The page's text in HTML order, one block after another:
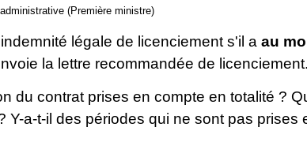
(Première ministre)
légale de licenciement s'il a au
la lettre recommandée de licenciement.
du contrat prises en compte en totalité ?
Y-a-t-il des périodes qui ne sont pas prises